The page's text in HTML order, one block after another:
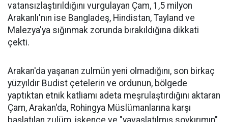
vatansızlaştırıldığını vurgulayan Çam, 1,5 milyon
Arakanlı'nın ise Bangladeş, Hindistan, Tayland ve
Malezya'ya sığınmak zorunda bırakıldığına dikkati
çekti.
Arakan'da yaşanan zulmün yeni olmadığını, son birkaç
yüzyıldır Budist çetelerin ve ordunun, bölgede
yaptıktan etnik katliamı adeta meşrulaştırdığını aktaran
Çam, Arakan'da, Rohingya Müslümanlarına karşı
başlatılan zulüm, işkence ve "yavaşlatılmış soykırımın"